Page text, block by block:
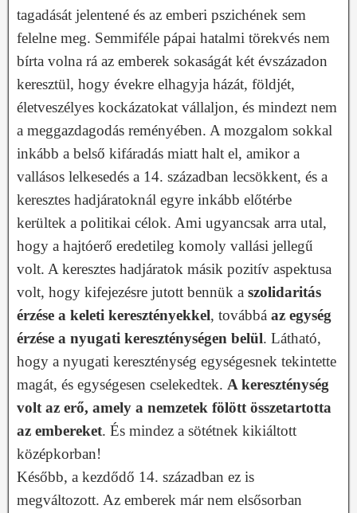
tagadását jelentené és az emberi pszichének sem
felelne meg. Semmiféle pápai hatalmi törekvés nem
bírta volna rá az emberek sokaságát két évszázadon
keresztül, hogy évekre elhagyja házát, földjét,
életveszélyes kockázatokat vállaljon, és mindezt nem
a meggazdagodás reményében. A mozgalom sokkal
inkább a belső kifáradás miatt halt el, amikor a
vallásos lelkesedés a 14. században lecsökkent, és a
keresztes hadjáratoknál egyre inkább előtérbe
kerültek a politikai célok. Ami ugyancsak arra utal,
hogy a hajtóerő eredetileg komoly vallási jellegű
volt. A keresztes hadjáratok másik pozitív aspektusa
volt, hogy kifejezésre jutott bennük a szolidaritás
érzése a keleti keresztényekkel, továbbá az egység
érzése a nyugati kereszténységen belül. Látható,
hogy a nyugati kereszténység egységesnek tekintette
magát, és egységesen cselekedtek. A kereszténység
volt az erő, amely a nemzetek fölött összetartotta
az embereket. És mindez a sötétnek kikiáltott
középkorban!
Később, a kezdődő 14. században ez is
megváltozott. Az emberek már nem elsősorban